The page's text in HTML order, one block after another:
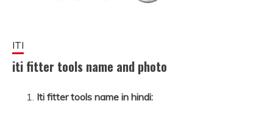
ITI
iti fitter tools name and photo
August
fitterkipurijankari
Iti fitter tools name in hindi: